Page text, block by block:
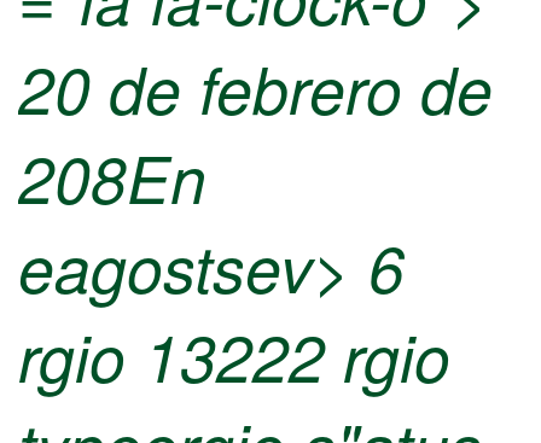
20 de febrero de
208En
eagostsev> 6
rgio 13222 rgio